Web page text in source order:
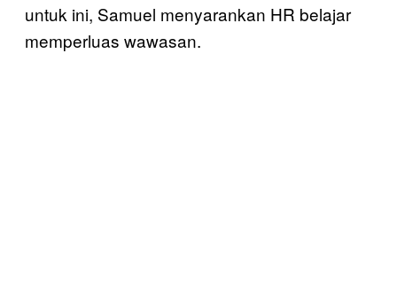
untuk ini, Samuel menyarankan HR belajar
memperluas wawasan.